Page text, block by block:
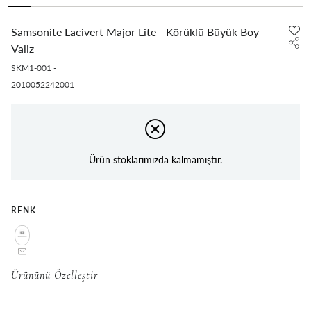
Samsonite Lacivert Major Lite - Körüklü Büyük Boy
Valiz
SKM1-001 -
2010052242001
Ürün stoklarımızda kalmamıştır.
RENK
Ürününü Özelleştir